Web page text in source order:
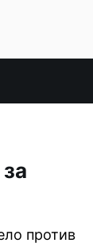
против